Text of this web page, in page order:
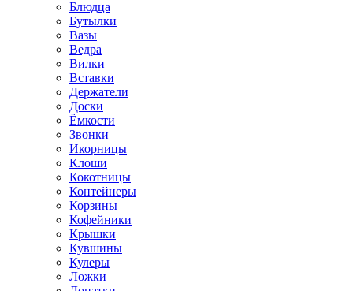
Блюдца
Бутылки
Вазы
Ведра
Вилки
Вставки
Держатели
Доски
Ёмкости
Звонки
Икорницы
Клоши
Кокотницы
Контейнеры
Корзины
Кофейники
Крышки
Кувшины
Кулеры
Ложки